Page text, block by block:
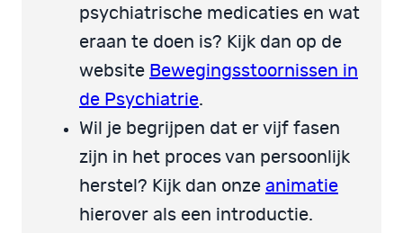
psychiatrische medicaties en wat
eraan te doen is? Kijk dan op de
website Bewegingsstoornissen in
de Psychiatrie.
Wil je begrijpen dat er vijf fasen
zijn in het proces van persoonlijk
herstel? Kijk dan onze animatie
hierover als een introductie.